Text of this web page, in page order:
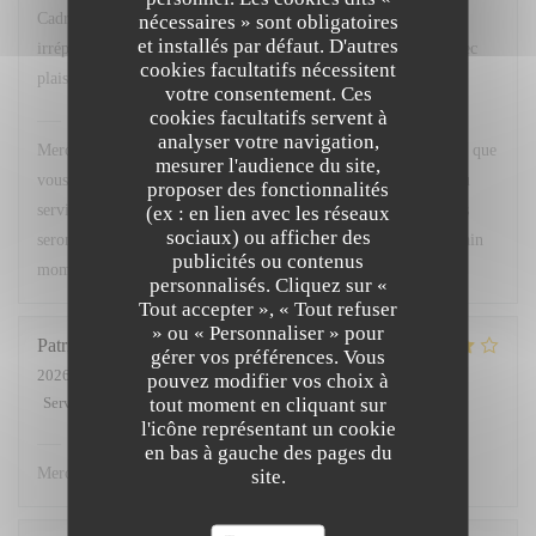
nécessaires » sont obligatoires
et installés par défaut. D'autres
cookies facultatifs nécessitent
votre consentement. Ces
cookies facultatifs servent à
analyser votre navigation,
mesurer l'audience du site,
proposer des fonctionnalités
(ex : en lien avec les réseaux
sociaux) ou afficher des
publicités ou contenus
personnalisés. Cliquez sur «
Tout accepter », « Tout refuser
» ou « Personnaliser » pour
gérer vos préférences. Vous
pouvez modifier vos choix à
tout moment en cliquant sur
l'icône représentant un cookie
en bas à gauche des pages du
site.
Cadre agréable, excellente cuisine avec un service
irréprochable...que demander de plus ? Nous y retournerons avec
plaisir.
Chez Marti a répondu à cet avis
Merci beaucoup pour votre superbe retour ! Nous sommes ravis que
vous ayez apprécié le cadre, notre cuisine ainsi que la qualité du
service. Votre satisfaction est notre plus belle récompense. Nous
serons très heureux de vous accueillir à nouveau pour un prochain
moment gourmand. À très bientôt !
Patricia
2026-07-02
- 12:00 - Couverts 3
Service
Ambiance: 4/5 Cuisine : 4/5 Qualité / Prix
a répondu à cet avis
Merci.